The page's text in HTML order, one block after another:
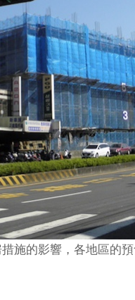
施的影響，各地區的預